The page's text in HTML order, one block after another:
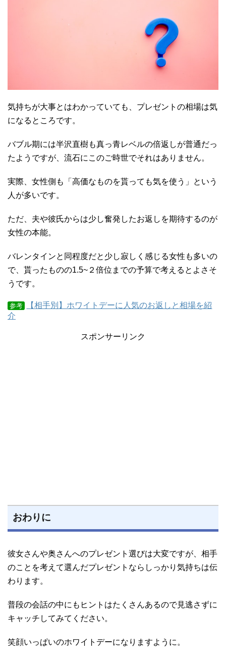
気持ちが大事とはわかっていても、プレゼントの相場は気
になるところです。
バブル期には半沢直樹も真っ青レベルの倍返しが普通だっ
たようですが、流石にこのご時世でそれはありません。
実際、女性側も「高価なものを貰っても気を使う」という
人が多いです。
ただ、夫や彼氏からは少し奮発したお返しを期待するのが
女性の本能。
バレンタインと同程度だと少し寂しく感じる女性も多いの
で、貰ったものの1.5~２倍位までの予算で考えるとよさそ
うです。
参考
【相手別】ホワイトデーに人気のお返しと相場を紹
介
スポンサーリンク
おわりに
彼女さんや奥さんへのプレゼント選びは大変ですが、相手
のことを考えて選んだプレゼントならしっかり気持ちは伝
わります。
普段の会話の中にもヒントはたくさんあるので見逃さずに
キャッチしてみてください。
笑顔いっぱいのホワイトデーになりますように。